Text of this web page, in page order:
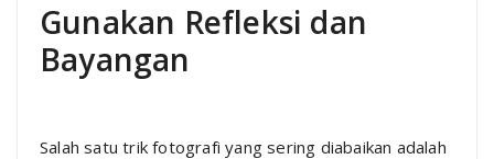
Gunakan Refleksi dan
Bayangan
Salah satu trik fotografi yang sering diabaikan adalah